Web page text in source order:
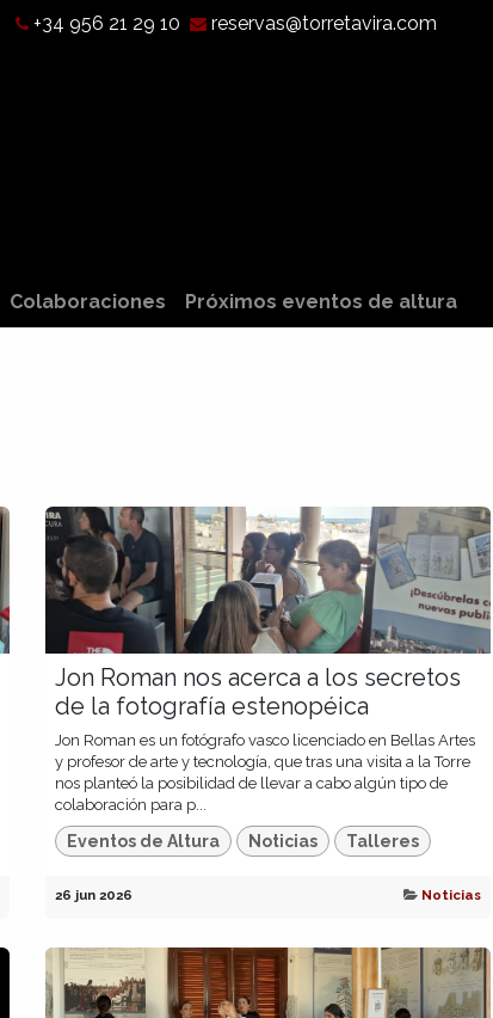
+34 956 21 29 10 reservas@torretavira.com
Colaboraciones Próximos eventos de altura
Jon Roman nos acerca a los secretos
de la fotografía estenopéica
Jon Roman es un fotógrafo vasco licenciado en Bellas Artes
y profesor de arte y tecnología, que tras una visita a la Torre
nos planteó la posibilidad de llevar a cabo algún tipo de
colaboración para p...
Eventos de Altura Noticias Talleres
26 jun 2026 Noticias